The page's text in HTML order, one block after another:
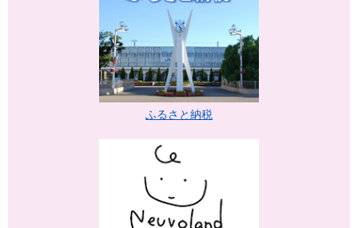
ふるさと納税